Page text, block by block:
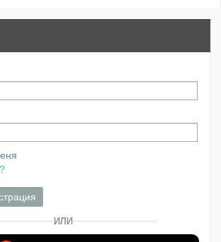
ИЛИ